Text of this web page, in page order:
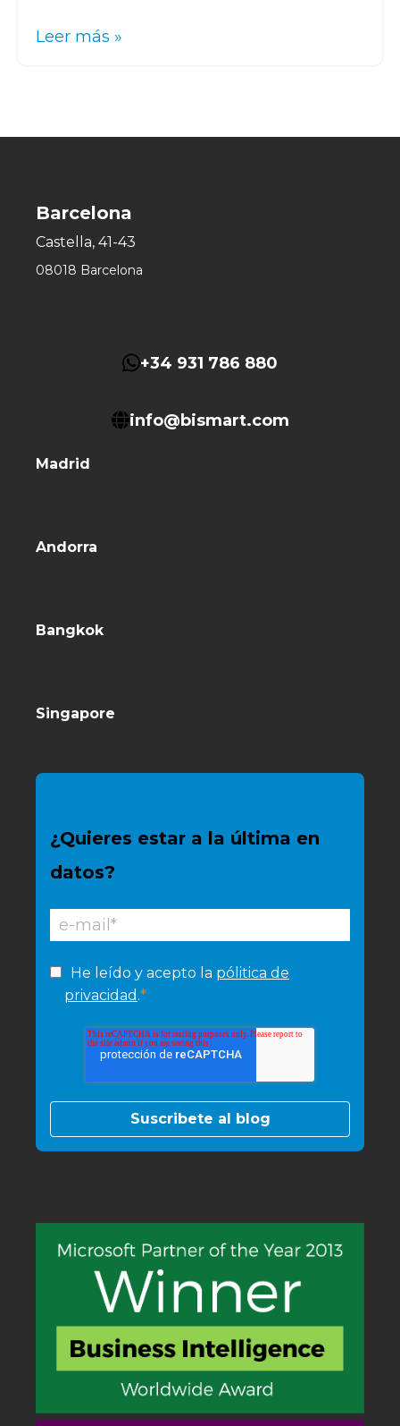
Leer más »
Barcelona
Castella, 41-43
08018 Barcelona
+34 931 786 880
info@bismart.com
Madrid
Andorra
Bangkok
Singapore
¿Quieres estar a la última en
datos?
He leído y acepto la pólitica de
privacidad .*